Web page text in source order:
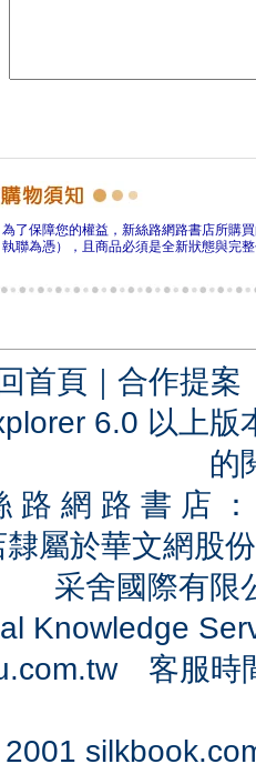
為了保障您的權益，新絲路網路書店所購
執聯為憑），且商品必須是全新狀態與完
首頁 ｜ 合作提案
6.0 以上
的
路 網 路 書 店
屬於華文網股
采舍國際有
Knowledge
客服時